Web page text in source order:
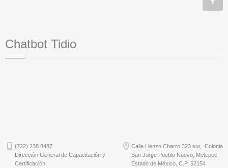
Chatbot Tidio
(722) 238 8487
Dirección General de Capacitación y
Certificación
Calle Lienzo Charro 323 sur, Colonia
San Jorge Pueblo Nuevo, Metepec
Estado de México, C.P. 52154